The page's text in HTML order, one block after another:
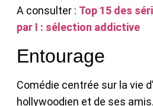
A consulter : Top 15 des
par I : sélection addictive
Entourage
Comédie centrée sur la vie
hollywoodien et de ses